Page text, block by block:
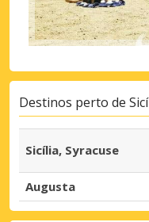
Destinos perto de
Sicília, Syracuse
Augusta